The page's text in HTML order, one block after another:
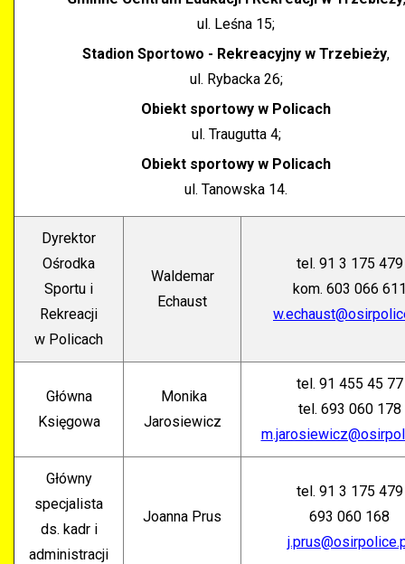
ul. Leśna 15;
Stadion Sportowo - Rekreacyjny w Trzebieży,
ul. Rybacka 26;
Obiekt sportowy w Policach
ul. Traugutta 4;
Obiekt sportowy w Policach
ul. Tanowska 14.
Dyrektor
Ośrodka
Sportu i
Rekreacji
w Policach
Waldemar
Echaust
tel. 91 3 175 479
kom. 603 066
Główna
Księgowa
Monika
Jarosiewicz
tel. 91 455 45 77
tel. 693 060 178
Główny
specjalista
ds. kadr i
administracji
Joanna Prus
tel. 91 3 175 479
693 060 168